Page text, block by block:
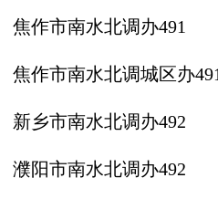
焦作市南水北调办491
焦作市南水北调城区办
新乡市南水北调办492
濮阳市南水北调办492